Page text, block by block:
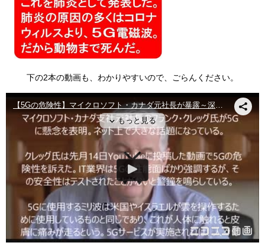
下の2本の動画も、わかりやすいので、ごらんください。